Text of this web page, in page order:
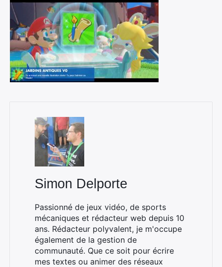
Simon Delporte
Passionné de jeux vidéo, de sports
mécaniques et rédacteur web depuis 10
ans. Rédacteur polyvalent, je m'occupe
également de la gestion de
communauté. Que ce soit pour écrire
mes textes ou animer des réseaux